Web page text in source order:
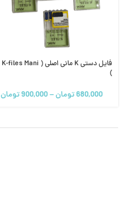
فایل دستی K مانی اصلی ( K-files Mani
)
680,000تومان–
900,000تومان